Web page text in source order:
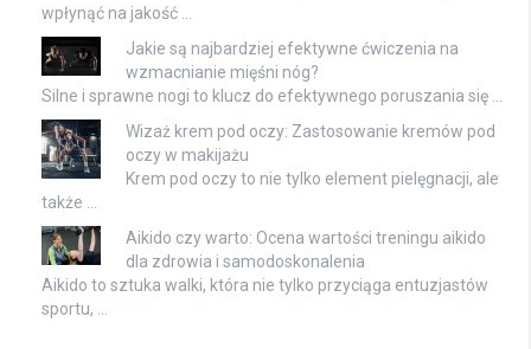
wpłynąć na jakość …
Jakie są najbardziej efektywne ćwiczenia na
wzmacnianie mięśni nóg?
Silne i sprawne nogi to klucz do efektywnego poruszania się …
Wizaż krem pod oczy: Zastosowanie kremów pod
oczy w makijażu
Krem pod oczy to nie tylko element pielęgnacji, ale
także …
Aikido czy warto: Ocena wartości treningu aikido
dla zdrowia i samodoskonalenia
Aikido to sztuka walki, która nie tylko przyciąga entuzjastów
sportu, …